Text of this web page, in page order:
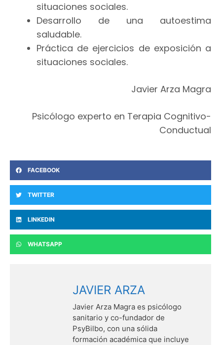
situaciones sociales.
Desarrollo de una autoestima
saludable.
Práctica de ejercicios de exposición a
situaciones sociales.
Javier Arza Magra
Psicólogo experto en Terapia Cognitivo-
Conductual
FACEBOOK
TWITTER
LINKEDIN
WHATSAPP
JAVIER ARZA
Javier Arza Magra es psicólogo
sanitario y co-fundador de
PsyBilbo, con una sólida
formación académica que incluye